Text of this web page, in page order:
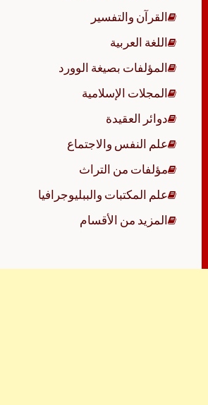
القرآن والتفسير
اللغة العربية
المؤلفات بصيغة الوورد
المجلات الإسلامية
دوائر العقيدة
علم النفس والاجتماع
مؤلفات من التراث
علم المكتبات والببليوجرافيا
المزيد من الأقسام